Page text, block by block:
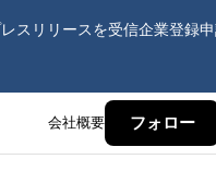
スリリースを受信企業登録
会社概要 フォロー